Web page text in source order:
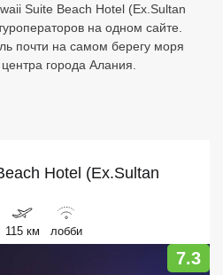
Suite Beach Hotel (Ex.Sultan
на одном сайте.
почти на самом берегу моря
города Алания.
Hotel (Ex.Sultan
115 км лобби
7.3